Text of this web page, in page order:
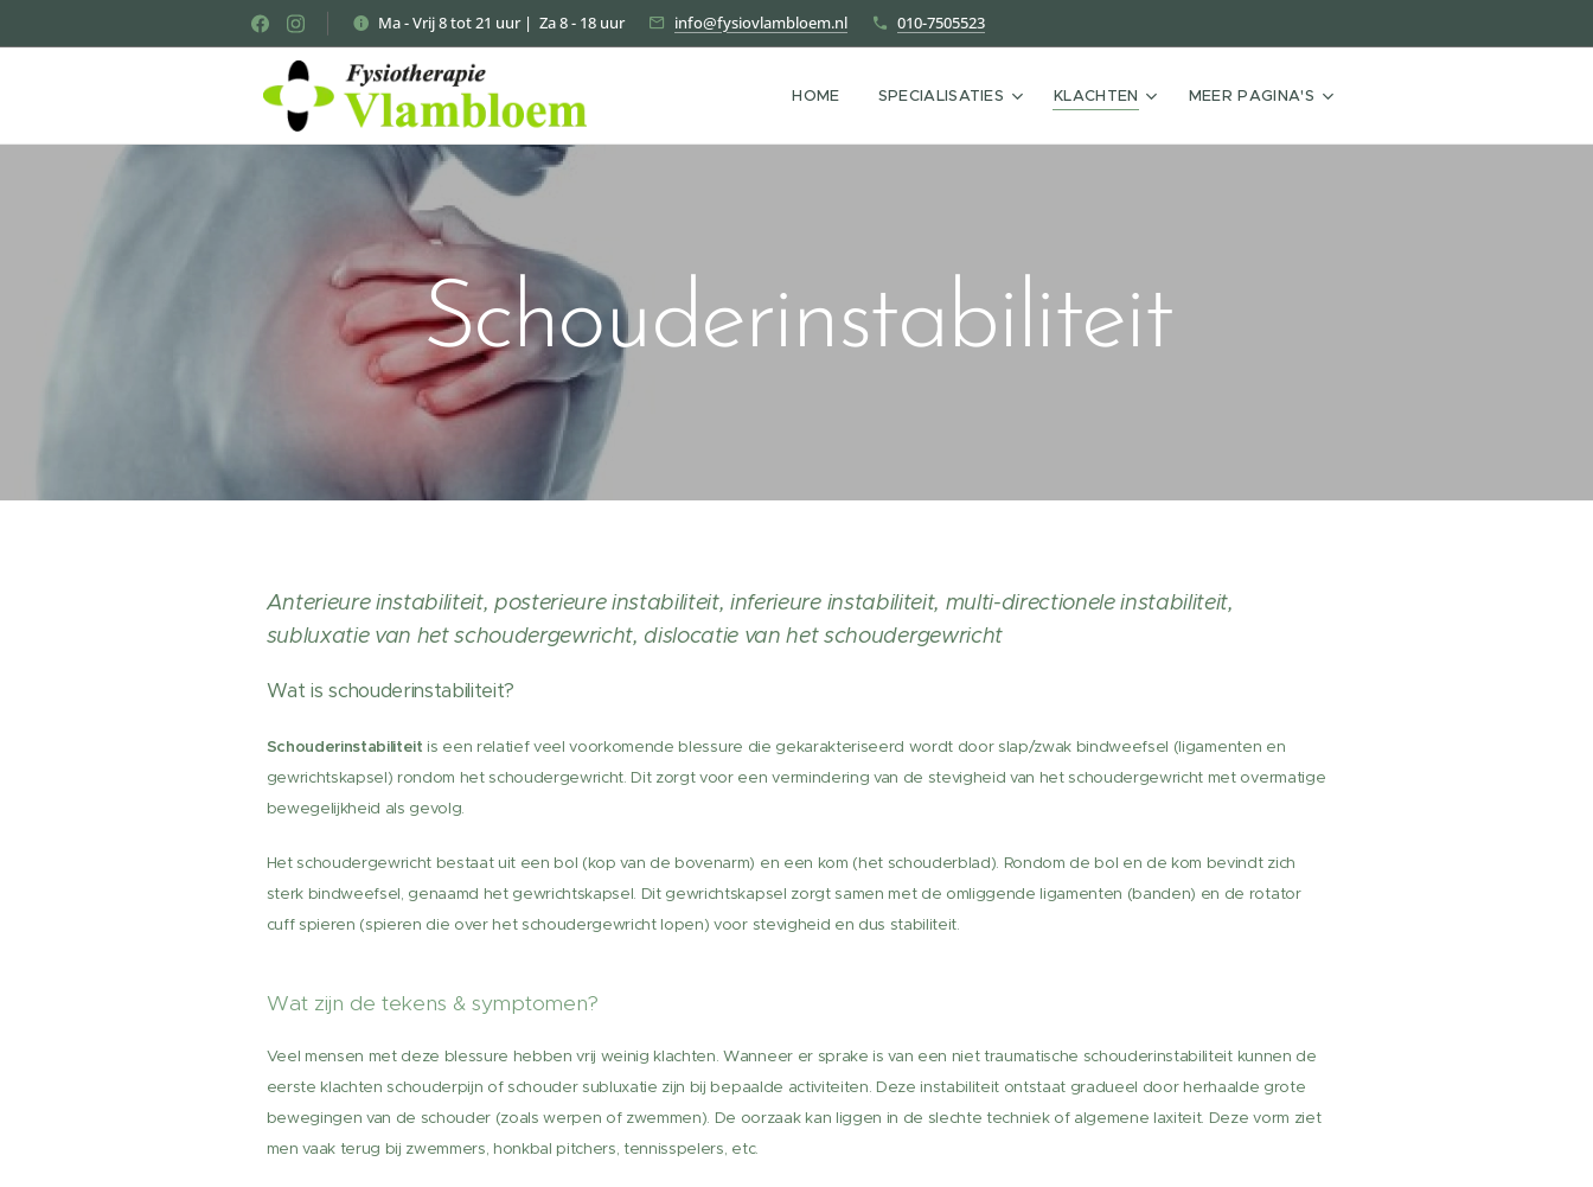
Ma - Vrij 8 tot 21 uur | Za 8 - 18 uur info@fysiovlambloem.nl 010-7505523
HOME SPECIALISATIES KLACHTEN MEER PAGINA'S
Schouderinstabiliteit
Anterieure instabiliteit, posterieure instabiliteit, inferieure instabiliteit, multi-directionele instabiliteit,
subluxatie van het schoudergewricht, dislocatie van het schoudergewricht
Wat is schouderinstabiliteit?
Schouderinstabiliteit is een relatief veel voorkomende blessure die gekarakteriseerd wordt door slap/zwak bindweefsel (ligamenten en
gewrichtskapsel) rondom het schoudergewricht. Dit zorgt voor een vermindering van de stevigheid van het schoudergewricht met overmatige
bewegelijkheid als gevolg.
Het schoudergewricht bestaat uit een bol (kop van de bovenarm) en een kom (het schouderblad). Rondom de bol en de kom bevindt zich
sterk bindweefsel, genaamd het gewrichtskapsel. Dit gewrichtskapsel zorgt samen met de omliggende ligamenten (banden) en de rotator
cuff spieren (spieren die over het schoudergewricht lopen) voor stevigheid en dus stabiliteit.
Wat zijn de tekens & symptomen?
Veel mensen met deze blessure hebben vrij weinig klachten. Wanneer er sprake is van een niet traumatische schouderinstabiliteit kunnen de
eerste klachten schouderpijn of schouder subluxatie zijn bij bepaalde activiteiten. Deze instabiliteit ontstaat gradueel door herhaalde grote
bewegingen van de schouder (zoals werpen of zwemmen). De oorzaak kan liggen in de slechte techniek of algemene laxiteit. Deze vorm ziet
men vaak terug bij zwemmers, honkbal pitchers, tennisspelers, etc.